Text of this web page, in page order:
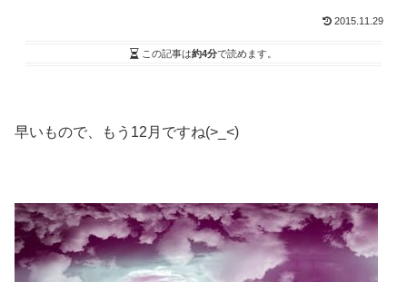
2015.11.29
この記事は約4分で読めます。
早いもので、もう12月ですね(>_<)